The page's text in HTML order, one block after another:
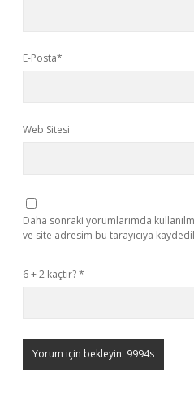
E-Posta*
Web Sitesi
Daha sonraki yorumlarımda
ve site adresim bu tarayıcıya
6 + 2 kaçtır?*